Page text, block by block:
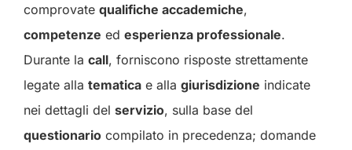
comprovate qualifiche accademiche,
competenze ed esperienza professionale.
Durante la call, forniscono risposte strettamente
legate alla tematica e alla giurisdizione indicate
nei dettagli del servizio, sulla base del
questionario compilato in precedenza; domande